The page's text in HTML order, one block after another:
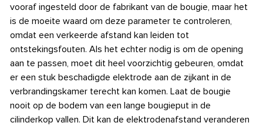
vooraf ingesteld door de fabrikant van de bougie, maar het
is de moeite waard om deze parameter te controleren,
omdat een verkeerde afstand kan leiden tot
ontstekingsfouten. Als het echter nodig is om de opening
aan te passen, moet dit heel voorzichtig gebeuren, omdat
er een stuk beschadigde elektrode aan de zijkant in de
verbrandingskamer terecht kan komen. Laat de bougie
nooit op de bodem van een lange bougieput in de
cilinderkop vallen. Dit kan de elektrodenafstand veranderen